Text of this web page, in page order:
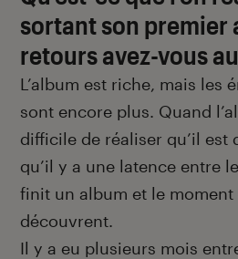
sortant son premier
retours avez-vous
L’album est riche, mais les
sont encore plus. Quand
difficile de réaliser qu’il est
qu’il y a une latence entre
finit un album et le moment
découvrent.
Il y a eu plusieurs mois